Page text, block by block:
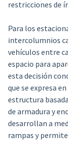
restricciones de
Para los
intercolumnios
vehículos entre
espacio para
esta decisión
que se expresa
estructura
de armadura y
desarrollan a
rampas y